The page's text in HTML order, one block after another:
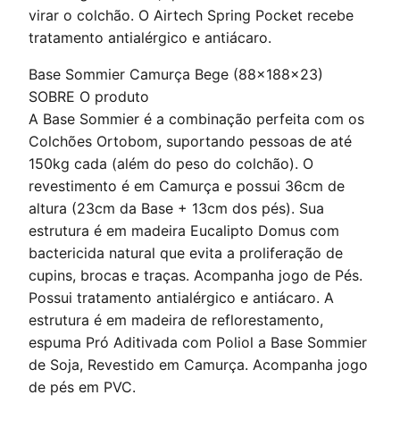
virar o colchão. O Airtech Spring Pocket recebe
tratamento antialérgico e antiácaro.
Base Sommier Camurça Bege (88x188x23)
SOBRE O produto
A Base Sommier é a combinação perfeita com os
Colchões Ortobom, suportando pessoas de até
150kg cada (além do peso do colchão). O
revestimento é em Camurça e possui 36cm de
altura (23cm da Base + 13cm dos pés). Sua
estrutura é em madeira Eucalipto Domus com
bactericida natural que evita a proliferação de
cupins, brocas e traças. Acompanha jogo de Pés.
Possui tratamento antialérgico e antiácaro. A
estrutura é em madeira de reflorestamento,
espuma Pró Aditivada com Poliol a Base Sommier
de Soja, Revestido em Camurça. Acompanha jogo
de pés em PVC.